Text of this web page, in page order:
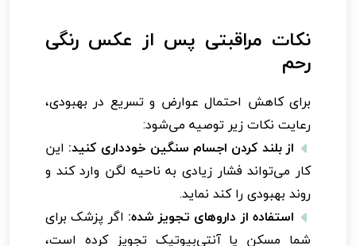
نکات مراقبتی پس از عکس رنگی
رحم
برای کاهش احتمال عوارض و تسریع در بهبودی،
رعایت نکات زیر توصیه می‌شود:
از بلند کردن اجسام سنگین خودداری کنید: این
کار می‌تواند فشار زیادی به ناحیه لگن وارد کند و
روند بهبودی را کند نماید.
استفاده از داروهای تجویز شده: اگر پزشک برای
شما مسکن یا آنتی‌بیوتیک تجویز کرده است،